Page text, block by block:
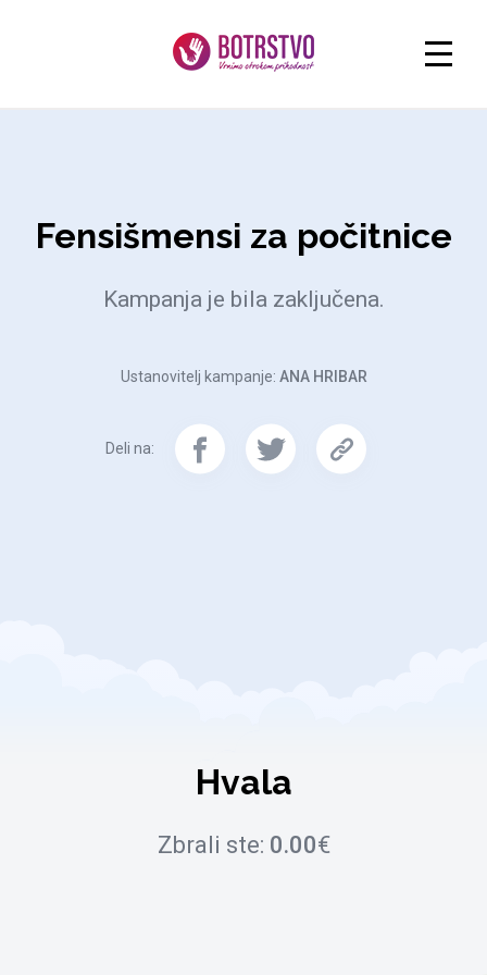
Fensišmensi za počitnice
Kampanja je bila zaključena.
Ustanovitelj kampanje: ANA HRIBAR
Deli na:
Hvala
Zbrali ste: 0.00€